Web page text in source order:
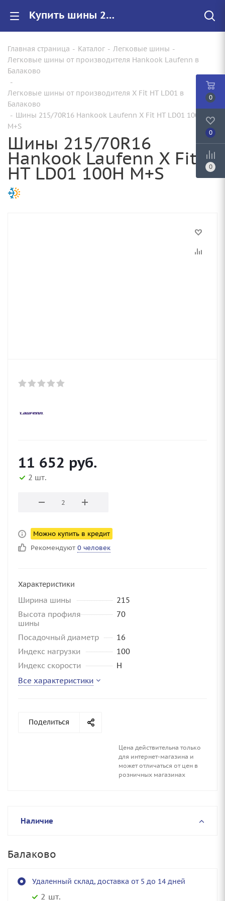
Купить шины 215/70R16 Hankook Laufenn X Fit HT LD01 100H M+S |Арт.1029587 по цене от 9710.00 руб. в Балаково с доставкой
Главная страница - Каталог - Легковые шины -
Легковые шины от производителя Hankook Laufenn в
Балаково
-
Легковые шины от производителя X Fit HT LD01 в
Балаково
- Шины 215/70R16 Hankook Laufenn X Fit HT LD01 100H
M+S
Шины 215/70R16
Hankook Laufenn X Fit
HT LD01 100H M+S
11 652 руб.
2 шт.
Можно купить в кредит
Рекомендуют 0 человек
Характеристики
Ширина шины
215
Высота профиля
шины
70
Посадочный диаметр
16
Индекс нагрузки
100
Индекс скорости
H
Все характеристики
Поделиться
Цена действительна только
для интернет-магазина и
может отличаться от цен в
розничных магазинах
Наличие
Балаково
Удаленный склад, доставка от 5 до 14 дней
2 шт.
0
0
0